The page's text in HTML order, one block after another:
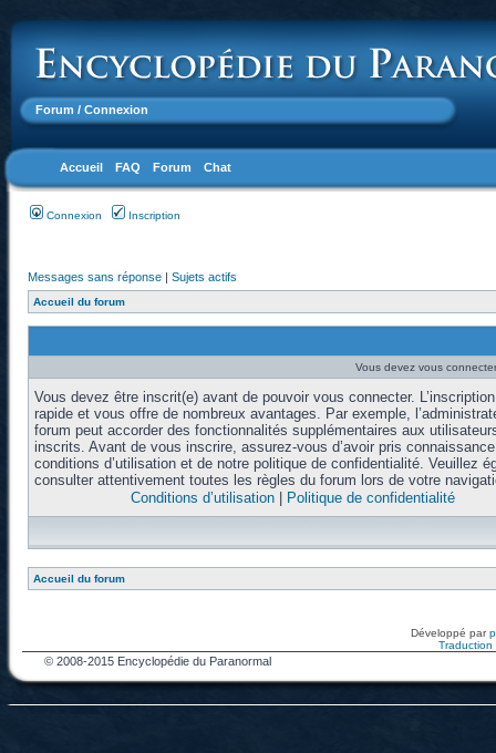
Forum / Connexion
Accueil FAQ Forum Chat
Connexion Inscription
Messages sans réponse | Sujets actifs
Accueil du forum
Vous devez vous
Vous devez être inscrit(e) avant de pouvoir vous connecter.
rapide et vous offre de nombreux avantages. Par exemple,
forum peut accorder des fonctionnalités supplémentaires aux
inscrits. Avant de vous inscrire, assurez-vous d’avoir pris
conditions d’utilisation et de notre politique de confidentialité. Veuillez
consulter attentivement toutes les règles du forum lors de votre
Conditions d’utilisation| Politique de confidentialité
Accueil du forum
Développé par
Traduction
© 2008-2015 Encyclopédie du Paranormal